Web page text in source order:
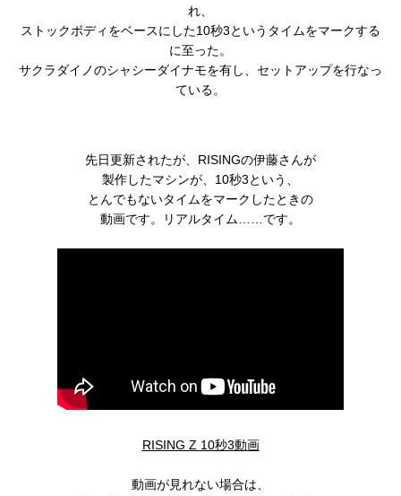
れ、
ストックボディをベースにした10秒3というタイムをマークする
に至った。
サクラダイノのシャシーダイナモを有し、セットアップを行なっ
ている。
先日更新されたが、RISINGの伊藤さんが
製作したマシンが、10秒3という、
とんでもないタイムをマークしたときの
動画です。リアルタイム……です。
RISING Z 10秒3動画
動画が見れない場合は、